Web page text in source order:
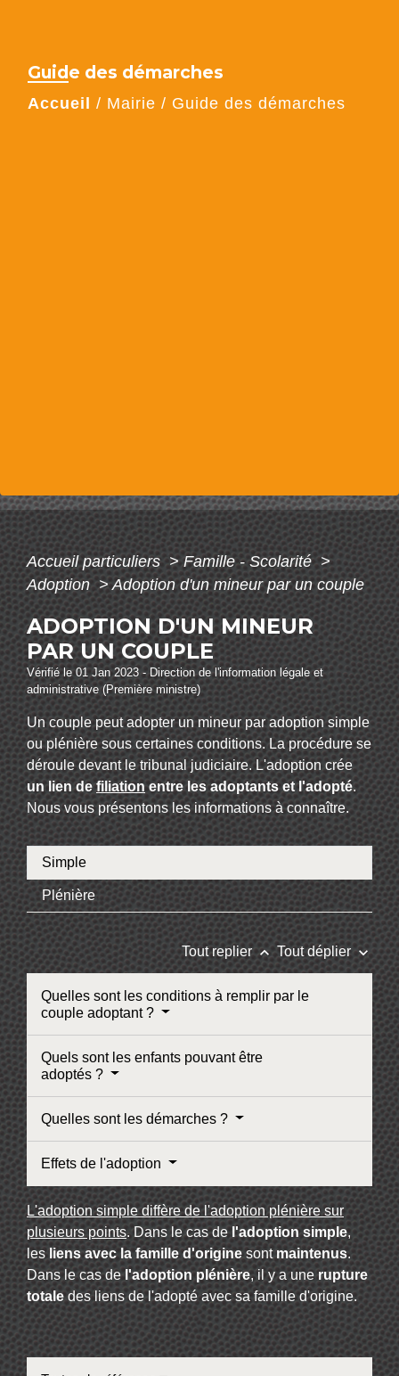
Guide des démarches
Accueil / Mairie / Guide des démarches
Accueil particuliers > Famille - Scolarité>
Adoption> Adoption d'un mineur par un couple
ADOPTION D'UN MINEUR
PAR UN COUPLE
Vérifié le 01 Jan 2023 - Direction de l'information légale et
administrative (Première ministre)
Un couple peut adopter un mineur par adoption simple
ou plénière sous certaines conditions. La procédure se
déroule devant le tribunal judiciaire. L'adoption crée
un lien defiliationentre les adoptants et l'adopté.
Nous vous présentons les informations à connaître.
Simple
Plénière
Tout replierkeyboard_arrow_up Tout déplierkeyboard_arrow_down
Quelles sont les conditions à remplir par le
couple adoptant ?
Quels sont les enfants pouvant être
adoptés ?
Quelles sont les démarches ?
Effets de l'adoption
L'adoption simple diffère de l'adoption plénière sur
plusieurs points. Dans le cas de l'adoption simple,
les liens avec la famille d'origine sontmaintenus.
Dans le cas de l'adoption plénière, il y a unerupture
totaledes liens de l'adopté avec sa famille d'origine.